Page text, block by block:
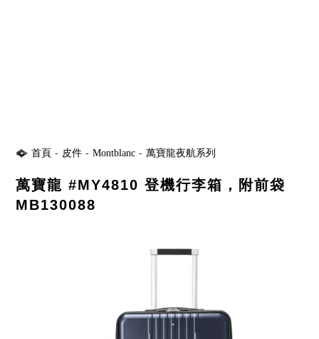
首頁 - 皮件 - Montblanc - 萬寶龍夜航系列
萬寶龍 #MY4810 登機行李箱，附前袋
MB130088